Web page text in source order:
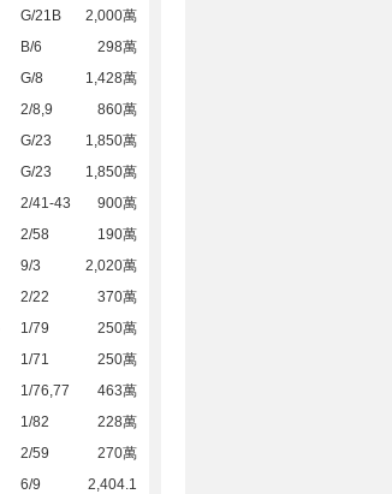
G/21B
2,000萬
B/6
298萬
G/8
1,428萬
2/8,9
860萬
G/23
1,850萬
G/23
1,850萬
2/41-43
900萬
2/58
190萬
9/3
2,020萬
2/22
370萬
1/79
250萬
1/71
250萬
1/76,77
463萬
1/82
228萬
2/59
270萬
6/9
2,404.1